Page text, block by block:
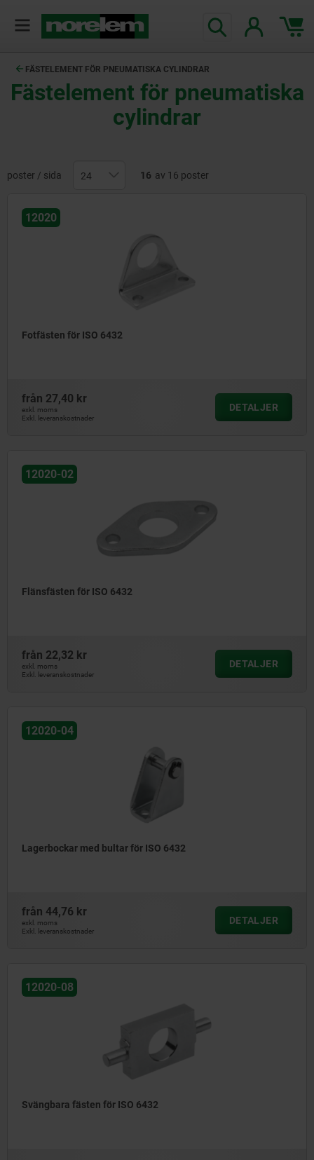
FÄSTELEMENT FÖR PNEUMATISKA CYLINDRAR
Fästelement för pneumatiska
cylindrar
poster / sida 16 av 16 poster
12020
Fotfästen för ISO 6432
från 27,40 kr
exkl. moms
Exkl. leveranskostnader
DETALJER
12020-02
Flänsfästen för ISO 6432
från 22,32 kr
exkl. moms
Exkl. leveranskostnader
DETALJER
12020-04
Lagerbockar med bultar för ISO 6432
från 44,76 kr
exkl. moms
Exkl. leveranskostnader
DETALJER
12020-08
Svängbara fästen för ISO 6432